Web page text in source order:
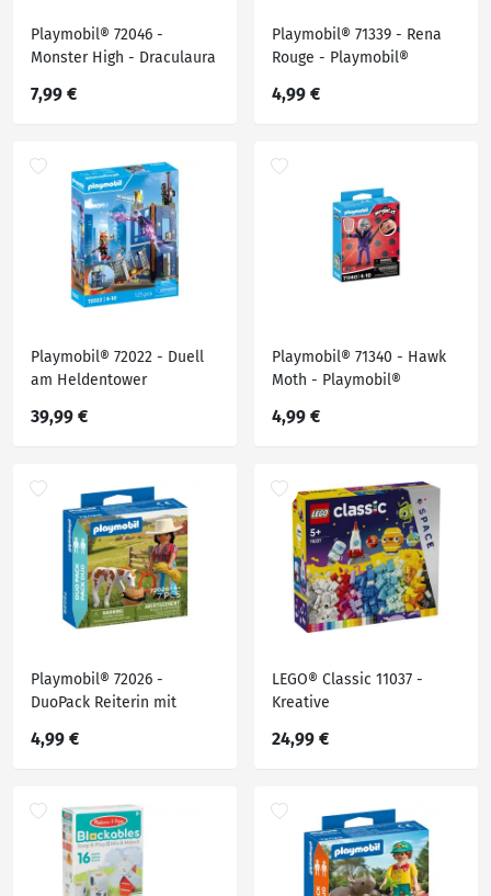
Playmobil® 72046 -
Monster High - Draculaura
7,99 €
Playmobil® 71339 - Rena
Rouge - Playmobil®
4,99 €
Playmobil® 72022 - Duell
am Heldentower
39,99 €
Playmobil® 71340 - Hawk
Moth - Playmobil®
4,99 €
Playmobil® 72026 -
DuoPack Reiterin mit
4,99 €
LEGO® Classic 11037 -
Kreative
24,99 €